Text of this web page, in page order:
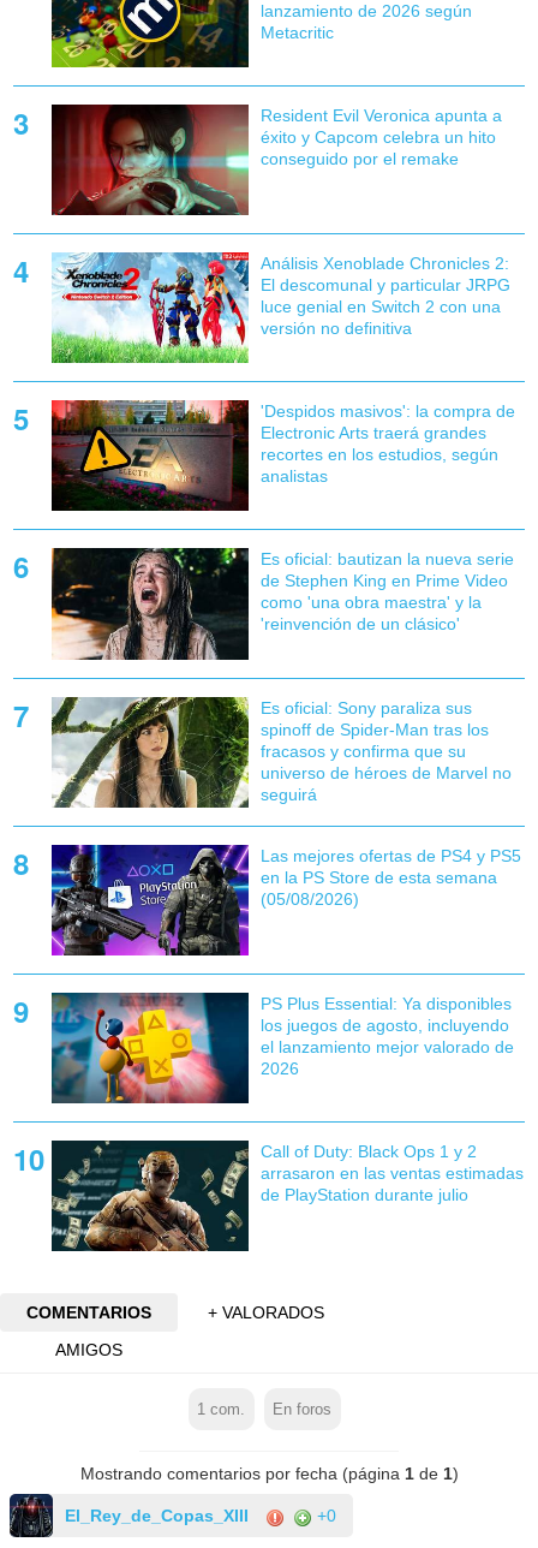
lanzamiento de 2026 según
Metacritic
Resident Evil Veronica apunta a
éxito y Capcom celebra un hito
conseguido por el remake
Análisis Xenoblade Chronicles 2:
El descomunal y particular JRPG
luce genial en Switch 2 con una
versión no definitiva
'Despidos masivos': la compra de
Electronic Arts traerá grandes
recortes en los estudios, según
analistas
Es oficial: bautizan la nueva serie
de Stephen King en Prime Video
como 'una obra maestra' y la
'reinvención de un clásico'
Es oficial: Sony paraliza sus
spinoff de Spider-Man tras los
fracasos y confirma que su
universo de héroes de Marvel no
seguirá
Las mejores ofertas de PS4 y PS5
en la PS Store de esta semana
(05/08/2026)
PS Plus Essential: Ya disponibles
los juegos de agosto, incluyendo
el lanzamiento mejor valorado de
2026
Call of Duty: Black Ops 1 y 2
arrasaron en las ventas estimadas
de PlayStation durante julio
COMENTARIOS
+ VALORADOS
AMIGOS
1 com. En foros
Mostrando comentarios por fecha (página 1de 1)
El_Rey_de_Copas_XIII +0